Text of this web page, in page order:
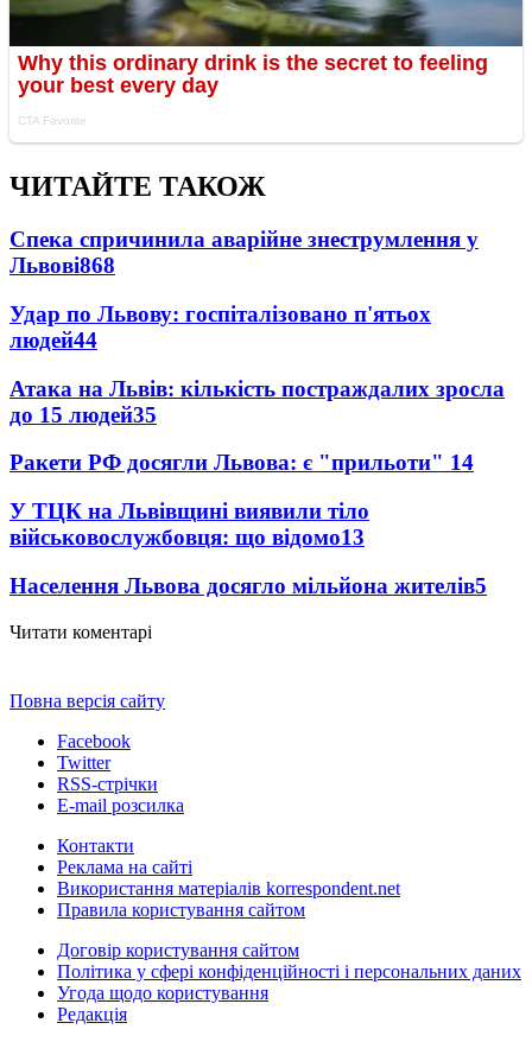
ЧИТАЙТЕ ТАКОЖ
Спека спричинила аварійне знеструмлення у
Львові868
Удар по Львову: госпіталізовано п'ятьох
людей44
Атака на Львів: кількість постраждалих зросла
до 15 людей35
Ракети РФ досягли Львова: є "прильоти" 14
У ТЦК на Львівщині виявили тіло
військовослужбовця: що відомо13
Населення Львова досягло мільйона жителів5
Читати коментарі
Повна версія сайту
Facebook
Twitter
RSS-стрічки
E-mail розсилка
Контакти
Реклама на сайті
Використання матеріалів korrespondent.net
Правила користування сайтом
Договір користування сайтом
Політика у сфері конфіденційності і персональних даних
Угода щодо користування
Редакція